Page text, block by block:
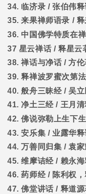
34. 临济录 /张伯伟释
35.来果禅师语录 /
36. 中国佛学特质在禅
37 星云禅话 /释星云
38.禅话与净话 /方伦
39.释禅波罗蜜次第法
40.般舟三昧经/吴
41.净土三经/ 王月
42.佛说弥勒上生下
43.安乐集 /业露华释
44.万善同归集 /袁
45.维摩诘经/ 赖永
46.药师经/ 陈利权
47.佛堂讲话 / 释道源